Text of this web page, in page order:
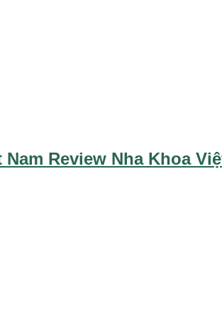
Review Nha Khoa